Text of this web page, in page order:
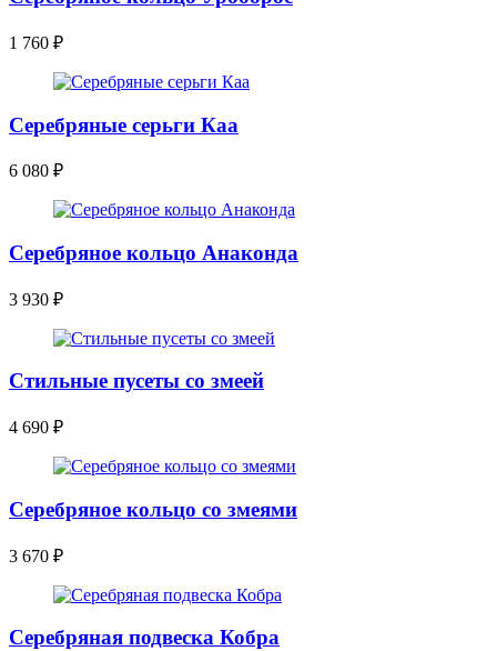
1 760 ₽
Серебряные серьги Каа
6 080 ₽
Серебряное кольцо Анаконда
3 930 ₽
Стильные пусеты со змеей
4 690 ₽
Серебряное кольцо со змеями
3 670 ₽
Серебряная подвеска Кобра